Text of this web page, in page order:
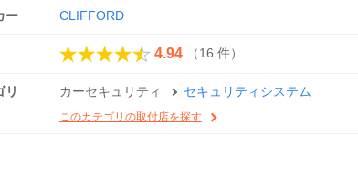
ー CLIFFORD
4.94 （16 件）
リ カーセキュリティ セキュリティシステム
このカテゴリの取付店を探す